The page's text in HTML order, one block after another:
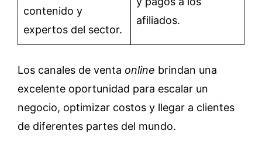
contenido y
expertos del sector.
afiliados.
Los canales de venta online brindan una
excelente oportunidad para escalar un
negocio, optimizar costos y llegar a clientes
de diferentes partes del mundo.